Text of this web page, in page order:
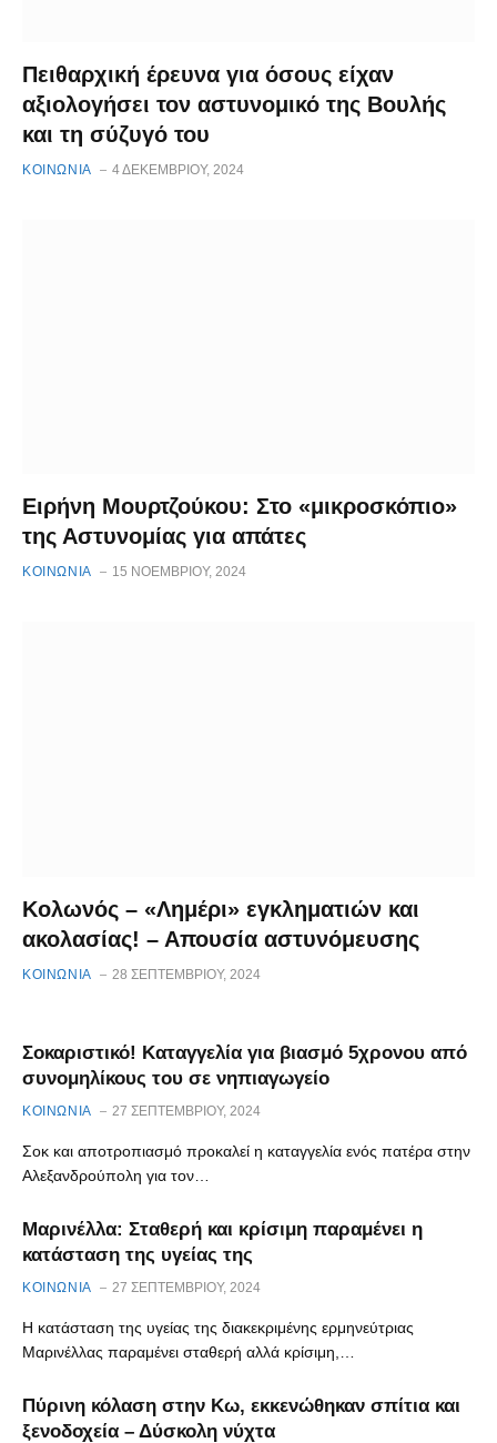
Πειθαρχική έρευνα για όσους είχαν
αξιολογήσει τον αστυνομικό της Βουλής
και τη σύζυγό του
ΚΟΙΝΩΝΙΑ 4 ΔΕΚΕΜΒΡΊΟΥ, 2024
Ειρήνη Μουρτζούκου: Στο «μικροσκόπιο»
της Αστυνομίας για απάτες
ΚΟΙΝΩΝΙΑ 15 ΝΟΕΜΒΡΊΟΥ, 2024
Κολωνός – «Λημέρι» εγκληματιών και
ακολασίας! – Απουσία αστυνόμευσης
ΚΟΙΝΩΝΙΑ 28 ΣΕΠΤΕΜΒΡΊΟΥ, 2024
Σοκαριστικό! Καταγγελία για βιασμό 5χρονου από
συνομηλίκους του σε νηπιαγωγείο
ΚΟΙΝΩΝΙΑ 27 ΣΕΠΤΕΜΒΡΊΟΥ, 2024
Σοκ και αποτροπιασμό προκαλεί η καταγγελία ενός πατέρα στην
Αλεξανδρούπολη για τον…
Μαρινέλλα: Σταθερή και κρίσιμη παραμένει η
κατάσταση της υγείας της
ΚΟΙΝΩΝΙΑ 27 ΣΕΠΤΕΜΒΡΊΟΥ, 2024
Η κατάσταση της υγείας της διακεκριμένης ερμηνεύτριας
Μαρινέλλας παραμένει σταθερή αλλά κρίσιμη,…
Πύρινη κόλαση στην Κω, εκκενώθηκαν σπίτια και
ξενοδοχεία – Δύσκολη νύχτα